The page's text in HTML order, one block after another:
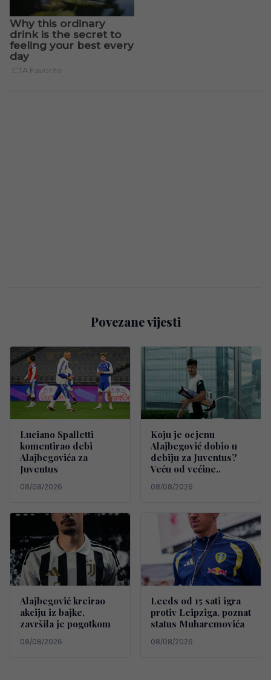
Povezane vijesti
Luciano Spalletti
komentirao debi
Alajbegovića za
Juventus
08/08/2026
Koju je ocjenu
Alajbegović dobio u
debiju za Juventus?
Veću od većine..
08/08/2026
Alajbegović kreirao
akciju iz bajke,
završila je pogotkom
08/08/2026
Leeds od 15 sati igra
protiv Leipziga, poznat
status Muharemovića
08/08/2026